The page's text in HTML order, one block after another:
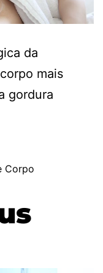
da
mais
gordura
Corpo